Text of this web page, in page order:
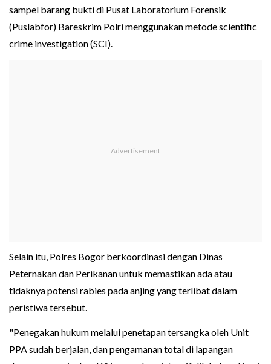
sampel barang bukti di Pusat Laboratorium Forensik
(Puslabfor) Bareskrim Polri menggunakan metode scientific
crime investigation (SCI).
Selain itu, Polres Bogor berkoordinasi dengan Dinas
Peternakan dan Perikanan untuk memastikan ada atau
tidaknya potensi rabies pada anjing yang terlibat dalam
peristiwa tersebut.
"Penegakan hukum melalui penetapan tersangka oleh Unit
PPA sudah berjalan, dan pengamanan total di lapangan